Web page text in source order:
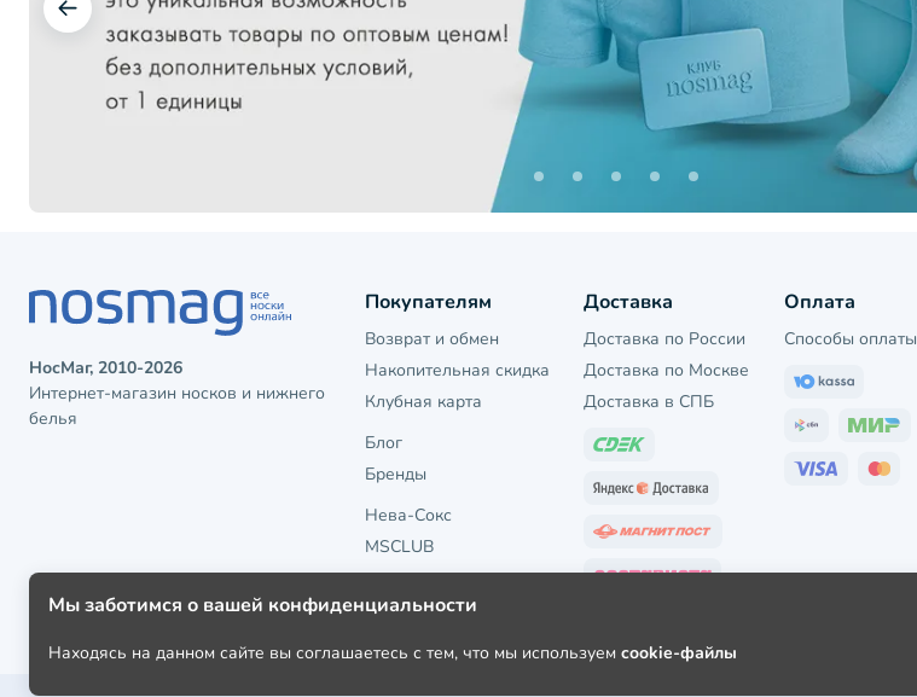
НосМаг, 2010-2026
Интернет-магазин носков и нижнего
белья
Покупателям
Возврат и обмен
Накопительная скидка
Клубная карта
Блог
Бренды
Нева-Сокс
MSCLUB
Доставка
Доставка по России
Доставка по Москве
Доставка в СПБ
Оплата
Способы оплаты
Мы заботимся о вашей конфиденциальности
Находясь на данном сайте вы соглашаетесь с тем, что мы используем cookie-файлы